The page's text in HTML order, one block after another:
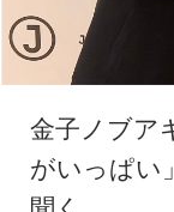
金子ノブア
がいっぱい